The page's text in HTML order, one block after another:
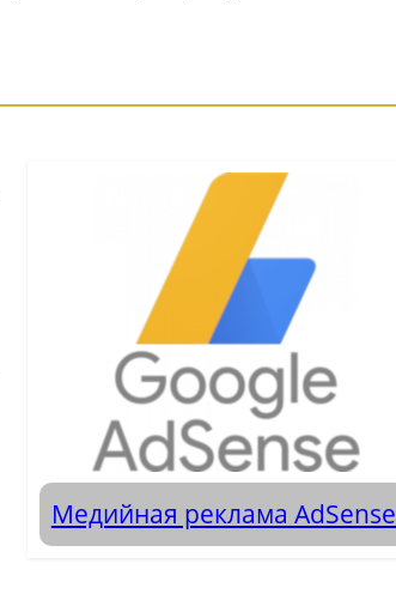
Медийная реклама AdSense